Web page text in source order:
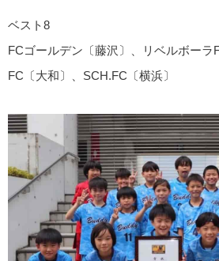
ベスト8
FCゴールデン〔藤沢〕、リベルボーラ
FC〔大和〕、SCH.FC〔横浜〕